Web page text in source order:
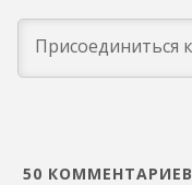
50 КОММЕНТАРИЕВ